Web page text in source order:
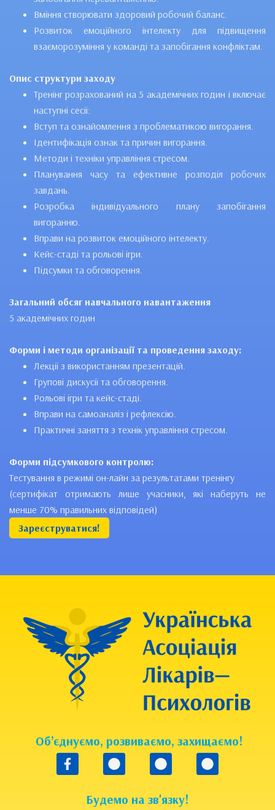
Вміння створювати здоровий робочий баланс.
Розвиток емоційного інтелекту для підвищення
взаєморозуміння у команді та запобігання конфліктам.
Опис структури заходу
Тренінг розрахований на 5 академічних годин і включає
наступні сесії:
Вступ та ознайомлення з проблематикою вигорання.
Ідентифікація ознак та причин вигорання.
Методи і техніки управління стресом.
Планування часу та ефективне розподіл робочих
завдань.
Розробка індивідуального плану запобігання
вигоранню.
Вправи на розвиток емоційного інтелекту.
Кейс-стаді та рольові ігри.
Підсумки та обговорення.
Загальний обсяг навчального навантаження
5 академічних годин
Форми і методи організації та проведення заходу:
Лекції з використанням презентацій.
Групові дискусії та обговорення.
Рольові ігри та кейс-стаді.
Вправи на самоаналіз і рефлексію.
Практичні заняття з технік управління стресом.
Форми підсумкового контролю:
Тестування в режимі он-лайн за результатами тренінгу
(сертифікат отримають лише учасники, які наберуть не
менше 70% правильних відповідей)
Зареєструватися!
Об’єднуємо, розвиваємо, захищаємо!
Будемо на зв'язку!